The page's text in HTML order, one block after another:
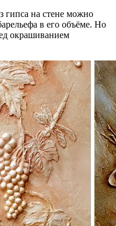
на стене можно
в его объёме. Но
окрашиванием